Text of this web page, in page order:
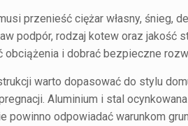
przenieść ciężar własny, śnieg,
podpór, rodzaj kotew oraz jakość
obciążenia i dobrać bezpieczne
warto dopasować do stylu
Aluminium i stal
powinno odpowiadać warunkom